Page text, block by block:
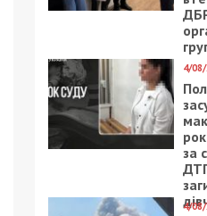
4/
за
4/08/